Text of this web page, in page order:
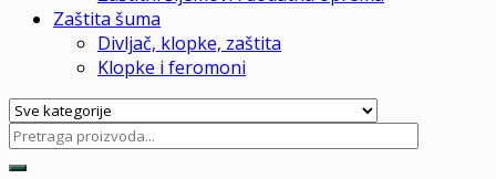
Zaštita šuma
Divljač, klopke, zaštita
Klopke i feromoni